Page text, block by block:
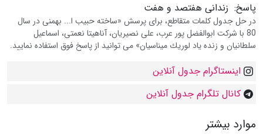
پاسخ: زندانی هفتصد و هفت
در حل جدول کلمات متقاطع، برای پرسش «ساخته حبیب ا... بهمنى در سال
80 با شركت ابوالفضل پور عرب، على نصیریان، آناهیتا نعمتى، اسماعیل
سلطانیان و زنده یاد لوریك میناسیان» می توانید از پاسخ فوق استفاده نمایید.
اینستاگرام جدول آنلاین
کانال تلگرام جدول آنلاین
موارد بیشتر